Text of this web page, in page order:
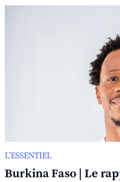
L’ESSENTIEL
Burkina Faso | Le